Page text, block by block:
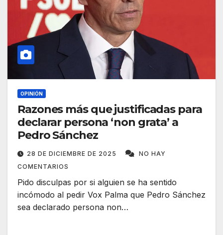
OPINIÓN
Razones más que justificadas para
declarar persona ‘non grata’ a
Pedro Sánchez
28 DE DICIEMBRE DE 2025
NO HAY
COMENTARIOS
Pido disculpas por si alguien se ha sentido
incómodo al pedir Vox Palma que Pedro Sánchez
sea declarado persona non…